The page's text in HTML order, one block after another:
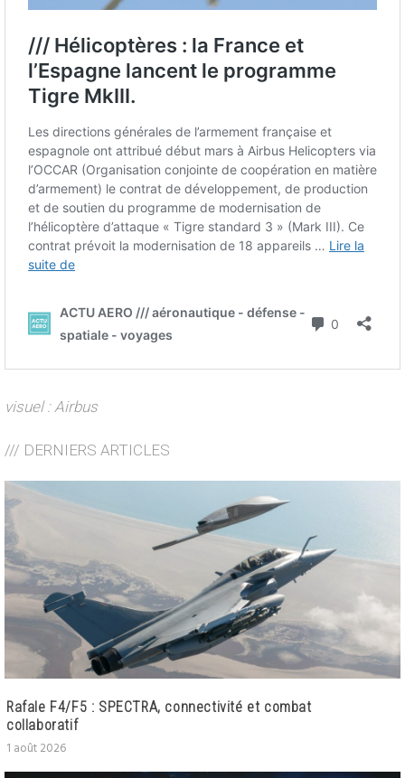
visuel : Airbus
/// DERNIERS ARTICLES
Rafale F4/F5 : SPECTRA, connectivité et combat
collaboratif
1 août 2026